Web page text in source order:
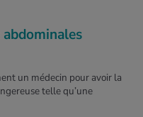
un médecin pour avoir la
telle qu’une